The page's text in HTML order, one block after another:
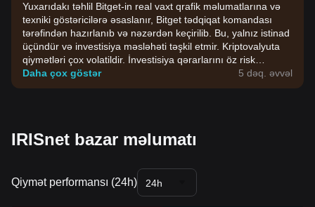
Yuxarıdakı təhlil Bitget-in real vaxt qrafik məlumatlarına və
texniki göstəricilərə əsaslanır, Bitget tədqiqat komandası
tərəfindən hazırlanıb və nəzərdən keçirilib. Bu, yalnız istinad
üçündür və investisiya məsləhəti təşkil etmir. Kriptovalyuta
qiymətləri çox volatildir. İnvestisiya qərarlarını öz risk
dözümlülüyünüzə əsasən verin.
Daha çox göstər 5 dəq. əvvəl
IRISnet bazar məlumatı
Qiymət performansı (24h) 24h